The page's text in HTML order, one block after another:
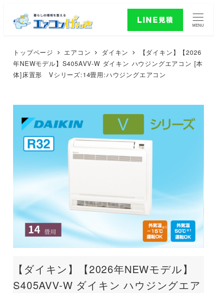
MENU
トップページ エアコン ダイキン
【ダイキン】【2026
年NEWモデル】S405AVV-W ダイキン ハウジングエアコン [本
体]床置形 Vシリーズ:14畳用:ハウジングエアコン
【ダイキン】【2026年NEWモデル】
S405AVV-W ダイキン ハウジングエア